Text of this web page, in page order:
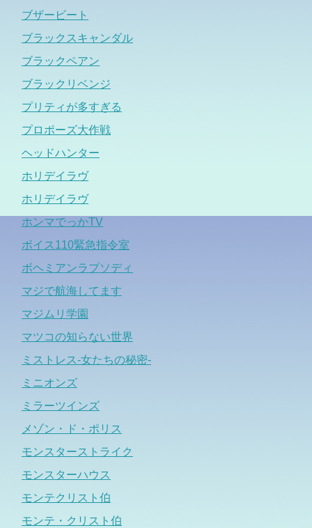
ブザービート
ブラックスキャンダル
ブラックペアン
ブラックリベンジ
プリティが多すぎる
プロポーズ大作戦
ヘッドハンター
ホリデイラヴ
ホリデイラヴ
ホンマでっかTV
ボイス110緊急指令室
ボヘミアンラプソディ
マジで航海してます
マジムリ学園
マツコの知らない世界
ミストレス-女たちの秘密-
ミニオンズ
ミラーツインズ
メゾン・ド・ポリス
モンスターストライク
モンスターハウス
モンテクリスト伯
モンテ・クリスト伯